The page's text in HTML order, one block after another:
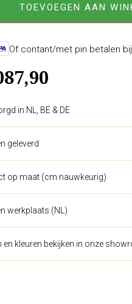
TOEVOEGEN AAN
Of contant/met pin betalen
in NL, BE & DE
geleverd
op maat (cm nauwkeurig)
werkplaats (NL)
en kleuren bekijken in onze